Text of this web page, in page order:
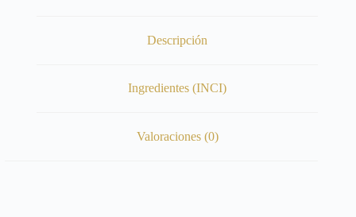
Descripción
Ingredientes (INCI)
Valoraciones (0)